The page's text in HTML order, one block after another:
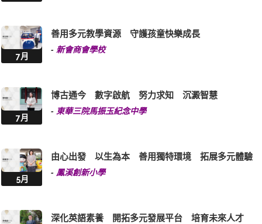
7月
善用多元教學資源 守護孩童快樂成長
- 新會商會學校
7月
博古通今 數字啟航 努力求知 沉澱智慧
- 東華三院馬振玉紀念中學
5月
由心出發 以生為本 善用獨特環境 拓展多元體驗
- 鳳溪創新小學
深化英語素養 開拓多元發展平台 培育未來人才